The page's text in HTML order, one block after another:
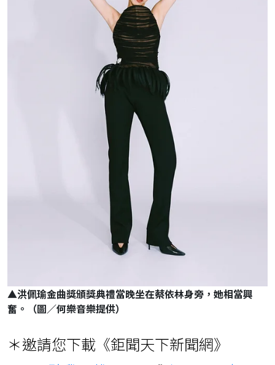
▲洪佩瑜金曲獎頒獎典禮當晚坐在蔡依林身旁，她相當興
奮。（圖／何樂音樂提供）
＊邀請您下載《鉅聞天下新聞網》